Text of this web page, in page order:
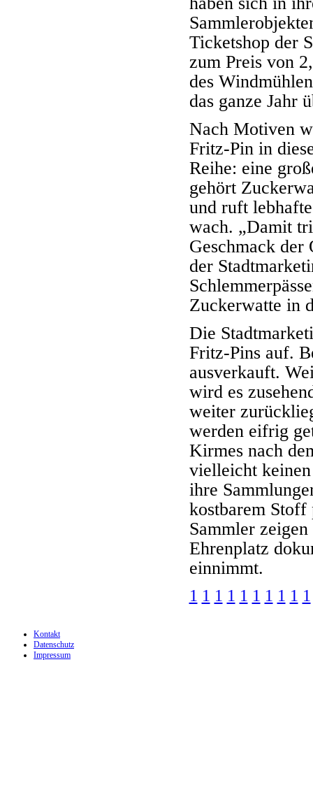
Ticketshop der
zum Preis von
des
das ganze Jahr
Nach Motiven
Fritz-Pin in
Reihe: eine
gehört
und ruft
wach. „Damit
Geschmack der
der
Zuckerwatte in
Die
Fritz-Pins auf.
ausverkauft.
wird es
weiter
werden eifrig
Kirmes nach
vielleicht
ihre
kostbarem Stoff
Sammler
Ehrenplatz
einnimmt.
1 1 1 1 1 1 1 1 1 1
Kontakt
Datenschutz
Impressum